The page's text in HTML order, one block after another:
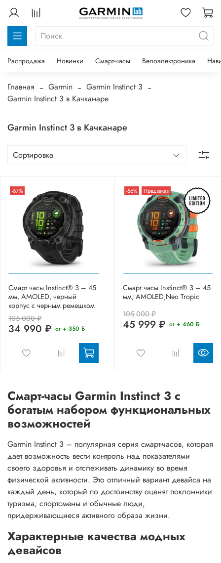
Распродажа Новинки Смарт-часы Велоэлектроника
Главная Garmin
Garmin Instinct 3
Garmin Instinct 3 в Качканаре
Garmin Instinct 3 в Качканаре
-67%
Смарт часы Instinct® 3 – 45
мм, AMOLED, черный
корпус с черным ремешком
105 000 ₽
34 990 ₽ от + 350 Б
-56% Предзаказ
Смарт часы Instinct® 3 – 45
мм, AMOLED,Neo Tropic
105 000 ₽
45 999 ₽ от + 460 Б
Смарт-часы Garmin Instinct 3 с
богатым набором функциональных
возможностей
Garmin Instinct 3 – популярная серия смарт-часов, которая
дает возможность вести контроль над показателями
своего здоровья и отслеживать динамику во время
физической активности. Это отличный вариант девайса на
каждый день, который по достоинству оценят поклонники
туризма, спортсмены и обычные люди,
придерживающиеся активного образа жизни.
Характерные качества модных
девайсов